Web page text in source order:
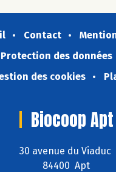
Contact
Protection des données
des cookies
Biocoop Apt
30 avenue du Viaduc
84400 Apt